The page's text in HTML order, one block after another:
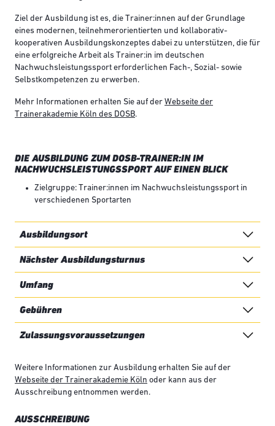
Ziel der Ausbildung ist es, die Trainer:innen auf der Grundlage
eines modernen, teilnehmerorientierten und kollaborativ-
kooperativen Ausbildungskonzeptes dabei zu unterstützen, die für
eine erfolgreiche Arbeit als Trainer:in im deutschen
Nachwuchsleistungssport erforderlichen Fach-, Sozial- sowie
Selbstkompetenzen zu erwerben.
Mehr Informationen erhalten Sie auf der Webseite der
Trainerakademie Köln des DOSB.
DIE AUSBILDUNG ZUM DOSB-TRAINER:IN IM
NACHWUCHSLEISTUNGSSPORT AUF EINEN BLICK
Zielgruppe: Trainer:innen im Nachwuchsleistungssport in
verschiedenen Sportarten
Ausbildungsort
Nächster Ausbildungsturnus
Umfang
Gebühren
Zulassungsvoraussetzungen
Weitere Informationen zur Ausbildung erhalten Sie auf der
Webseite der Trainerakademie Köln oder kann aus der
Ausschreibung entnommen werden.
AUSSCHREIBUNG